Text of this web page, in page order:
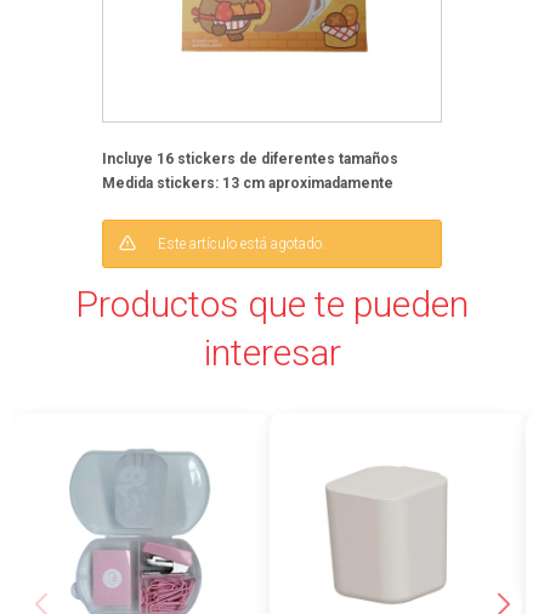
Incluye 16 stickers de diferentes tamaños
Medida stickers: 13 cm aproximadamente
Este artículo está agotado.
Productos que te pueden
interesar